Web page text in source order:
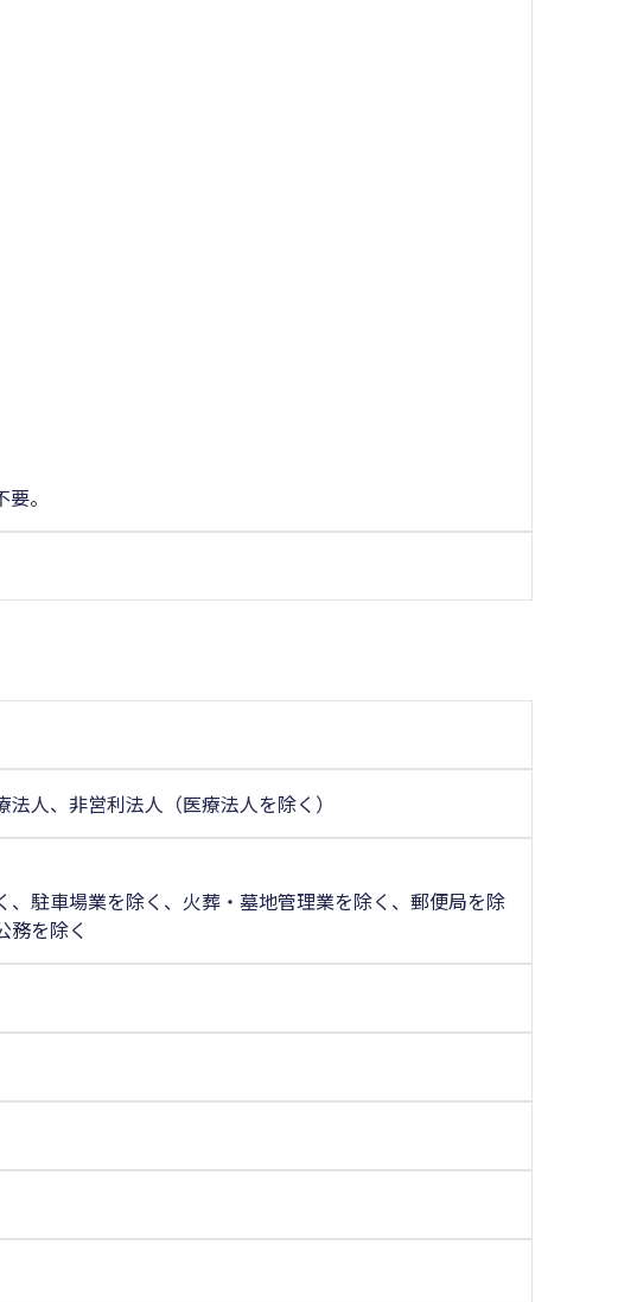
。
人、非営利法人（医療法人を除く）
駐車場業を除く、火葬・墓地管理業を除く、郵便局を除
務を除く